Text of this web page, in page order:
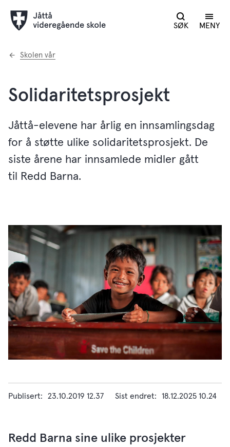
SØK MENY
Du
Skolen vår
Solidaritetsprosjekt
Jåttå-elevene har årlig en innsamlingsdag
for å støtte ulike solidaritetsprosjekt. De
siste årene har innsamlede midler gått
til Redd Barna.
Publisert 23.10.2019 12.37 Sist endret 18.12.2025 10.24
Redd Barna sine ulike prosjekter